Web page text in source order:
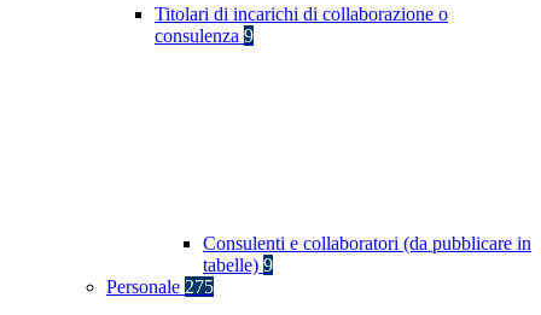
Titolari di incarichi di collaborazione o
consulenza 9
Consulenti e collaboratori (da pubblicare in
tabelle) 9
Personale 275